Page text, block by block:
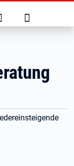
Anmelden